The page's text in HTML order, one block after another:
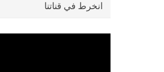
انخرط في قناتنا